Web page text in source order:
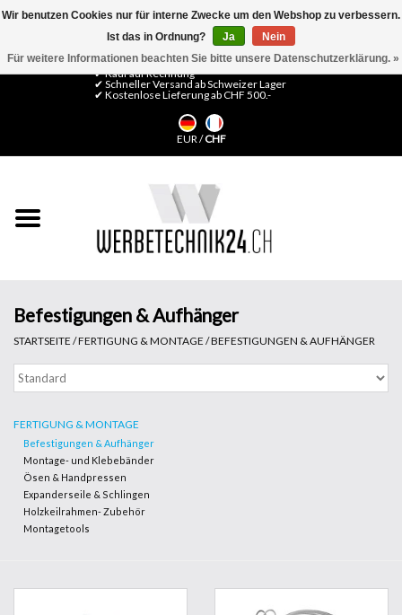
Mein Konto / Kundenkonto anlegen
✔ Kauf auf Rechnung
✔ Schneller Versand ab Schweizer Lager
✔ Kostenlose Lieferung ab CHF 500.-
EUR/CHF
Messesysteme
Werkzeuge
Technik
Befestigungen & Aufhänger
STARTSEITE /FERTIGUNG & MONTAGE /BEFESTIGUNGEN & AUFHÄNGER
FERTIGUNG & MONTAGE
Befestigungen & Aufhänger
Montage- und Klebebänder
Ösen & Handpressen
Expanderseile & Schlingen
Holzkeilrahmen- Zubehör
Montagetools
Wir benutzen Cookies nur für interne Zwecke um den Webshop zu verbessern.
Ist das in Ordnung?
Ja
Nein
Für weitere Informationen beachten Sie bitte unsere Datenschutzerklärung. »